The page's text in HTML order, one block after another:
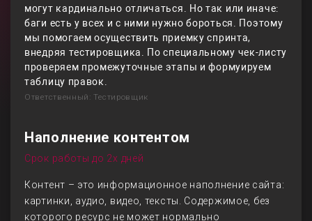
могут кардинально отличаться. Но так или иначе:
баги есть у всех и с ними нужно бороться. Поэтому
мы помогаем осуществить приемку спринта,
внедряя тестировщика. По специальному чек-листу
проверяем промежуточные этапы и формуируем
таблицу правок.
Ответственный: Тестировщик
Наполнение контентом
Срок работы до 2х дней
Контент – это информационное наполнение сайта:
картинки, аудио, видео, тексты. Содержимое, без
которого ресурс не может нормально